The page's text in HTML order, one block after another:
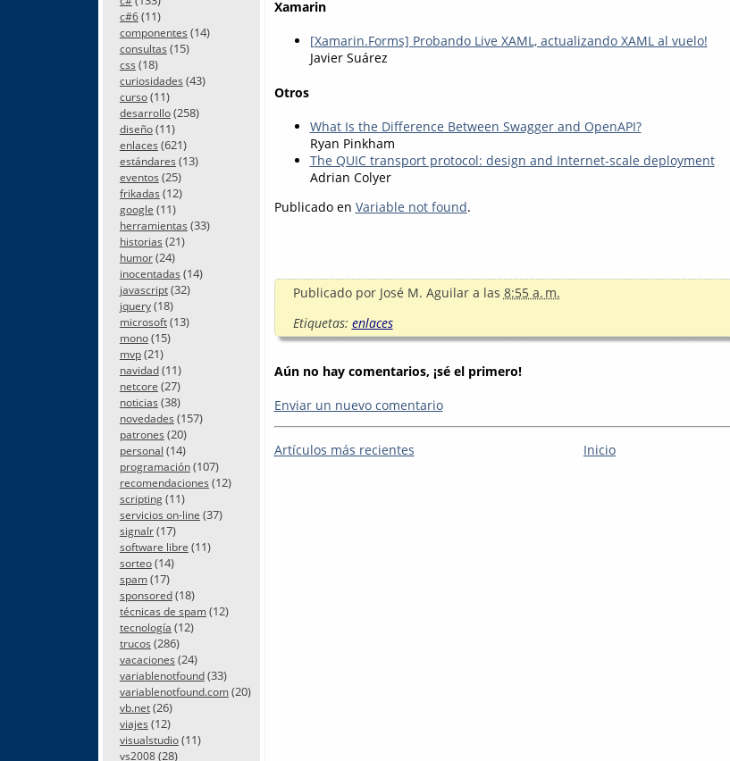
c#6(11)
componentes (14)
consultas (15)
css (18)
curiosidades (43)
curso(11)
desarrollo(258)
diseño(11)
enlaces (621)
estándares (13)
eventos (25)
frikadas (12)
google (11)
herramientas (33)
historias (21)
humor(24)
inocentadas (14)
javascript(32)
jquery(18)
microsoft(13)
mono(15)
mvp(21)
navidad(11)
netcore (27)
noticias (38)
novedades (157)
patrones (20)
personal (14)
programación(107)
recomendaciones (12)
scripting(11)
servicios on-line (37)
signalr(17)
software libre (11)
sorteo(14)
spam(17)
sponsored(18)
técnicas de spam(12)
tecnología (12)
trucos (286)
vacaciones (24)
variablenotfound(33)
variablenotfound.com(20)
vb.net(26)
viajes (12)
visualstudio(11)
vs2008(28)
Xamarin
[Xamarin.Forms] Probando Live XAML, actualizando XAML al vuelo!
Javier Suárez
Otros
What Is the Difference Between Swagger and OpenAPI?
Ryan Pinkham
The QUIC transport protocol: design and Internet-scale deployment
Adrian Colyer
Publicado en Variable not found.
Publicado por José M. Aguilar a las 8:55 a. m.
Etiquetas: enlaces
Aún no hay comentarios, ¡sé el primero!
Enviar un nuevo comentario
Artículos más recientes Inicio